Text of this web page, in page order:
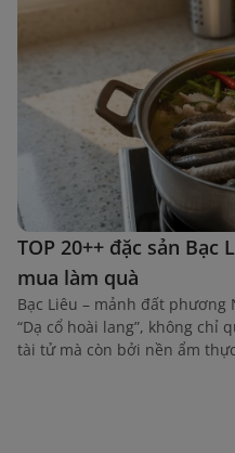
TOP 20++ đặc sản
mua làm quà
Bạc Liêu – mảnh đất phương
“Dạ cổ hoài lang”, không chỉ
tài tử mà còn bởi nền ẩm